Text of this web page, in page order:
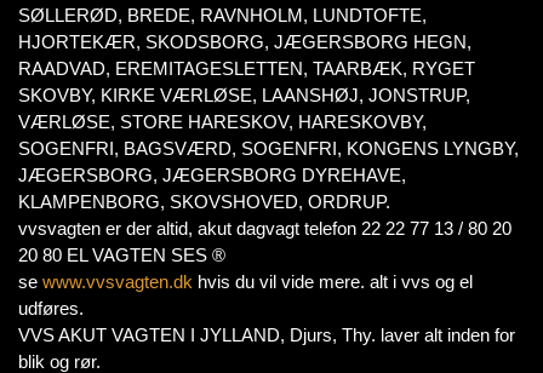
SØLLERØD, BREDE, RAVNHOLM, LUNDTOFTE,
HJORTEKÆR, SKODSBORG, JÆGERSBORG HEGN,
RAADVAD, EREMITAGESLETTEN, TAARBÆK, RYGET
SKOVBY, KIRKE VÆRLØSE, LAANSHØJ, JONSTRUP,
VÆRLØSE, STORE HARESKOV, HARESKOVBY,
SOGENFRI, BAGSVÆRD, SOGENFRI, KONGENS LYNGBY,
JÆGERSBORG, JÆGERSBORG DYREHAVE,
KLAMPENBORG, SKOVSHOVED, ORDRUP.
vvsvagten er der altid, akut dagvagt telefon 22 22 77 13 / 80 20
20 80 EL VAGTEN SES ®
se www.vvsvagten.dk hvis du vil vide mere. alt i vvs og el
udføres.
VVS AKUT VAGTEN I JYLLAND, Djurs, Thy. laver alt inden for
blik og rør.